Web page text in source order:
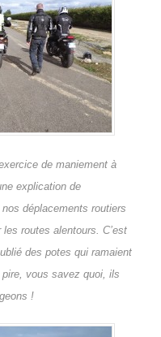
de maniement à
explication de
déplacements routiers
routes alentours. C’est
des potes qui ramaient
vous savez quoi, ils
!